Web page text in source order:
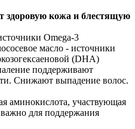
здоровую кожа и блестящую
Omega-3
масло - источники
(DHA)
поддерживают
Снижают выпадение волос.
аминокислота, участвующая
для поддержания